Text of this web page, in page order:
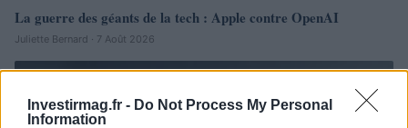
Investirmag.fr - Do Not Process My Personal
Information
La guerre des géants de la tech : Apple contre OpenAI
Juliette Bernard · 7 Août 2026